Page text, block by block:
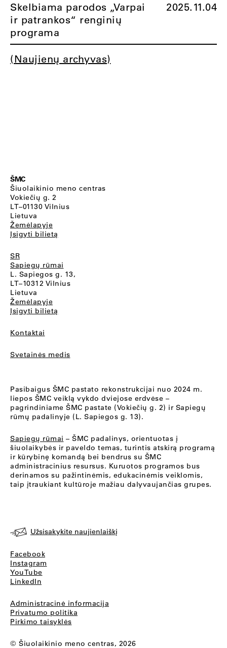
Skelbiama parodos „Varpai
ir patrankos“ renginių
programa
2025.11.04
(Naujienų archyvas)
ŠMC
Šiuolaikinio meno centras
Vokiečių g. 2
LT–01130 Vilnius
Lietuva
Žemėlapyje
Įsigyti bilietą
SR
Sapiegų rūmai
L. Sapiegos g. 13,
LT–10312 Vilnius
Lietuva
Žemėlapyje
Įsigyti bilietą
Kontaktai
Svetainės medis
Pasibaigus ŠMC pastato rekonstrukcijai nuo 2024 m.
liepos ŠMC veiklą vykdo dviejose erdvėse –
pagrindiniame ŠMC pastate (Vokiečių g. 2) ir Sapiegų
rūmų padalinyje (L. Sapiegos g. 13).
Sapiegų rūmai – ŠMC padalinys, orientuotas į
šiuolaikybės ir paveldo temas, turintis atskirą programą
ir kūrybinę komandą bei bendrus su ŠMC
administracinius resursus. Kuruotos programos bus
derinamos su pažintinėmis, edukacinėmis veiklomis,
taip įtraukiant kultūroje mažiau dalyvaujančias grupes.
Užsisakykite naujienlaiškį
Facebook
Instagram
YouTube
LinkedIn
Administracinė informacija
Privatumo politika
Pirkimo taisyklės
© Šiuolaikinio meno centras, 2026